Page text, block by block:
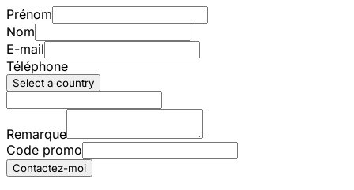
Prénom
Nom
E-mail
Téléphone
Select a country
Remarque
Code promo
Contactez-moi